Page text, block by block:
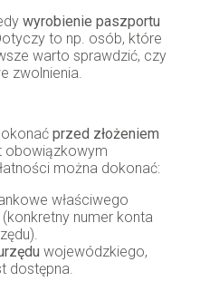
wyrobienie paszportu
to np. osób, które
warto sprawdzić, czy
zwolnienia.
przed złożeniem
obowiązkowym
można dokonać:
właściwego
numer konta
wojewódzkiego,
dostępna.